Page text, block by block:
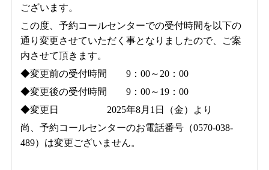
現地お問い合わせ
0287-76-2523
ございます。
この度、予約コールセンターでの受付時間を以下の
通り変更させていただく事となりましたので、ご案
内させて頂きます。
◆変更前の受付時間 9：00～20：00
◆変更後の受付時間 9：00～19：00
◆変更日 2025年8月1日（金）より
尚、予約コールセンターのお電話番号（0570-038-
489）は変更ございません。